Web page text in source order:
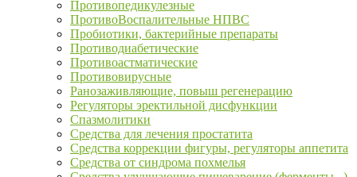
Противопедикулезные
ПротивоВоспалительные НПВС
Пробиотики, бактерийные препараты
Противодиабетические
Противоастматические
Противовирусные
Ранозаживляющие, повыш регенерацию
Регуляторы эректильной дисфункции
Спазмолитики
Средства для лечения простатита
Средства коррекции фигуры, регуляторы аппетита
Средства от синдрома похмелья